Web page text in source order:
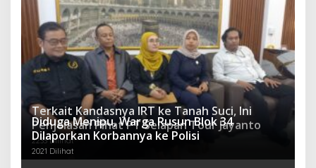
Terkait Kandasnya IRT ke Tanah Suci, Ini
Penjelasan Pihat PT Selapan Tour Jayanto
2233 Dilihat
Diduga Menipu, Warga Rusun Blok 34
Dilaporkan Korbannya ke Polisi
2021 Dilihat